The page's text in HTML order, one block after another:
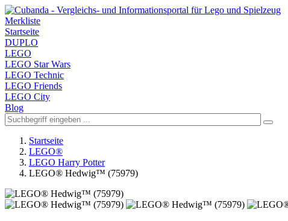
Merkliste
Startseite
DUPLO
LEGO
LEGO Star Wars
LEGO Technic
LEGO Friends
LEGO City
Blog
Startseite
LEGO®
LEGO Harry Potter
LEGO® Hedwig™ (75979)